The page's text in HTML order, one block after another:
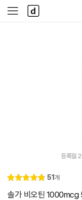
사
이
다
나
와
등록월
별
점
4.
9
리
51 개
솔가 비오틴 1000mcg